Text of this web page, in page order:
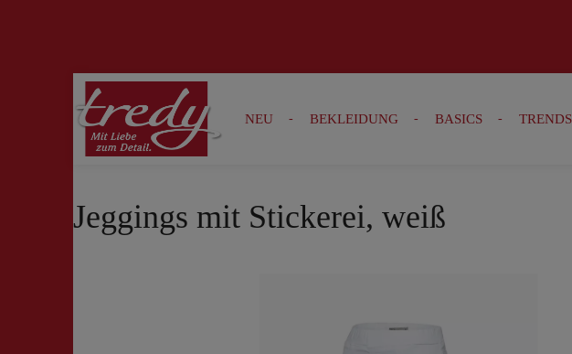
Zur Suche springen Zur Hauptnavigation springen
NEU BEKLEIDUNG BASICS TRENDS
Jeggings mit Stickerei, weiß